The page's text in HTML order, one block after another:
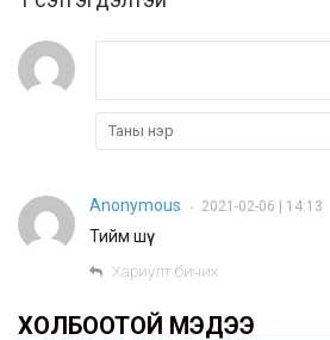
Anonymous • 2021-02-06 | 14:13
Тийм шүү
Хариулт бичих
ХОЛБООТОЙ МЭДЭЭ